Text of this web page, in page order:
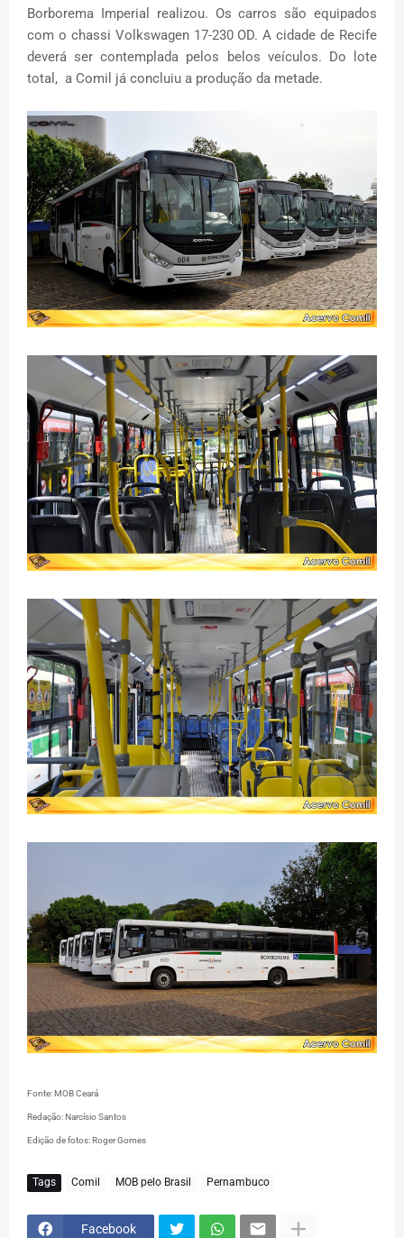
Borborema Imperial realizou. Os carros são equipados
com o chassi Volkswagen 17-230 OD. A cidade de Recife
deverá ser contemplada pelos belos veículos. Do lote
total, a Comil já concluiu a produção da metade.
Fonte: MOB Ceará
Redação: Narcísio Santos
Edição de fotos: Roger Gomes
Tags Comil MOB pelo Brasil Pernambuco
Facebook